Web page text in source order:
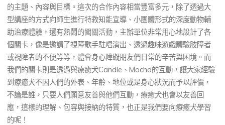
的主題、內容與目標。這次的合作內容相當豐富多元，除了透過大
型講座的方式向師生進行特教知能宣導、小團體形式的深度動物輔
助治療體驗，還有熱鬧的闖關活動，主辦單位非常用心地設計了各
個關卡，像是邀請了視障歌手駐唱演出、透過趣味遊戲體驗肢障者
或視障者的不便等等，體會身心障礙朋友們日常的辛苦與困境。而
我們的關卡則是透過與療癒犬Candle、Mocha的互動，讓大家經驗
到療癒犬不因人們的外表、年齡、地位或是身心狀況而予以評價，
不論是誰，只要人們願意友善與他們互動，療癒犬也會以友善回
應，這樣的理解、包容與接納的特質，也正是我們要向療癒犬學習
的呢！